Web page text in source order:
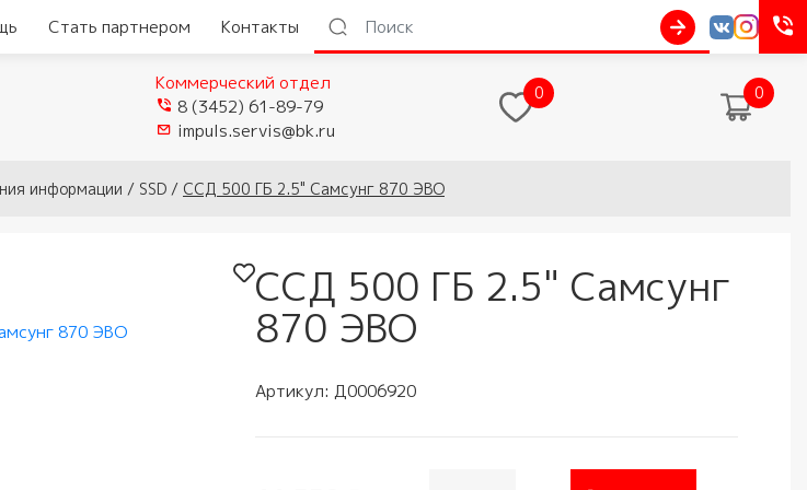
Стать партнером Контакты
Коммерческий отдел
8 (3452) 61-89-79
impuls.servis@bk.ru
0 0
Видеокамеры TVI/CVI/AHD
Муляжи камер
Видеорегистраторы IP
информации / SSD / ССД 500 ГБ 2.5" Самсунг 870 ЭВО
ССД 500 ГБ 2.5" Самсунг
870 ЭВО
Артикул: Д0006920